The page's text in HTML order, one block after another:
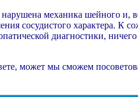
механика шейного и,
сосудистого характера. К
диагностики, ничего
может мы сможем